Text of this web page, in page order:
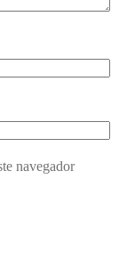
navegador